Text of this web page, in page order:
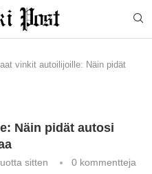
vinkit autoilijoille: Näin pidät
Näin pidät autosi
sitten 0 kommentteja